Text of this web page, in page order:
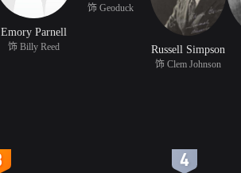
Emory Parnell
饰 Billy Reed
饰 Geoduck
Russell Simpson
饰 Clem Johnson